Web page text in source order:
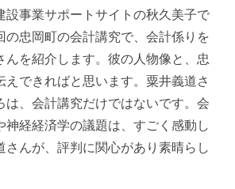
設事業サポートサイトの秋久美子で
の忠岡町の会計講究で、会計係りを
んを紹介します。彼の人物像と、忠
えできればと思います。粟井義道さ
は、会計講究だけではないです。会
神経経済学の議題は、すごく感動し
さんが、評判に関心があり素晴らし